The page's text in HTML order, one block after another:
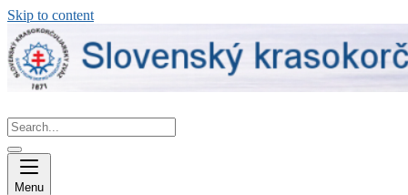
Skip to content
Menu